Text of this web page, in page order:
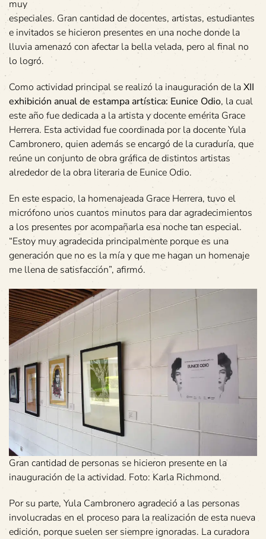
muy
especiales. Gran cantidad de docentes, artistas, estudiantes
e invitados se hicieron presentes en una noche donde la
lluvia amenazó con afectar la bella velada, pero al final no
lo logró.
Como actividad principal se realizó la inauguración de laXII
exhibición anual de estampa artística: Eunice Odio, la cual
este año fue dedicada a la artista y docente emérita Grace
Herrera. Esta actividad fue coordinada por la docente Yula
Cambronero, quien además se encargó de la curaduría, que
reúne un conjunto de obra gráfica de distintos artistas
alrededor de la obra literaria de Eunice Odio.
En este espacio, la homenajeada Grace Herrera, tuvo el
micrófono unos cuantos minutos para dar agradecimientos
a los presentes por acompañarla esa noche tan especial.
“Estoy muy agradecida principalmente porque es una
generación que no es la mía y que me hagan un homenaje
me llena de satisfacción”, afirmó.
Gran cantidad de personas se hicieron presente en la
inauguración de la actividad. Foto: Karla Richmond.
Por su parte, Yula Cambronero agradeció a las personas
involucradas en el proceso para la realización de esta nueva
edición, porque suelen ser siempre ignoradas. La curadora